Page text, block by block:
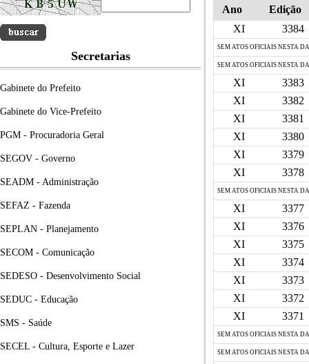
Secretarias
Gabinete do Prefeito
Gabinete do Vice-Prefeito
PGM - Procuradoria Geral
SEGOV - Governo
SEADM - Administração
SEFAZ - Fazenda
SEPLAN - Planejamento
SECOM - Comunicação
SEDESO - Desenvolvimento Social
SEDUC - Educação
SMS - Saúde
SECEL - Cultura, Esporte e Lazer
Ano
Edição
XI
3384
SEM ATOS OFICIAIS NESTA
SEM ATOS OFICIAIS NESTA
XI
3383
XI
3382
XI
3381
XI
3380
XI
3379
XI
3378
SEM ATOS OFICIAIS NESTA
XI
3377
XI
3376
XI
3375
XI
3374
XI
3373
XI
3372
XI
3371
SEM ATOS OFICIAIS NESTA
SEM ATOS OFICIAIS NESTA